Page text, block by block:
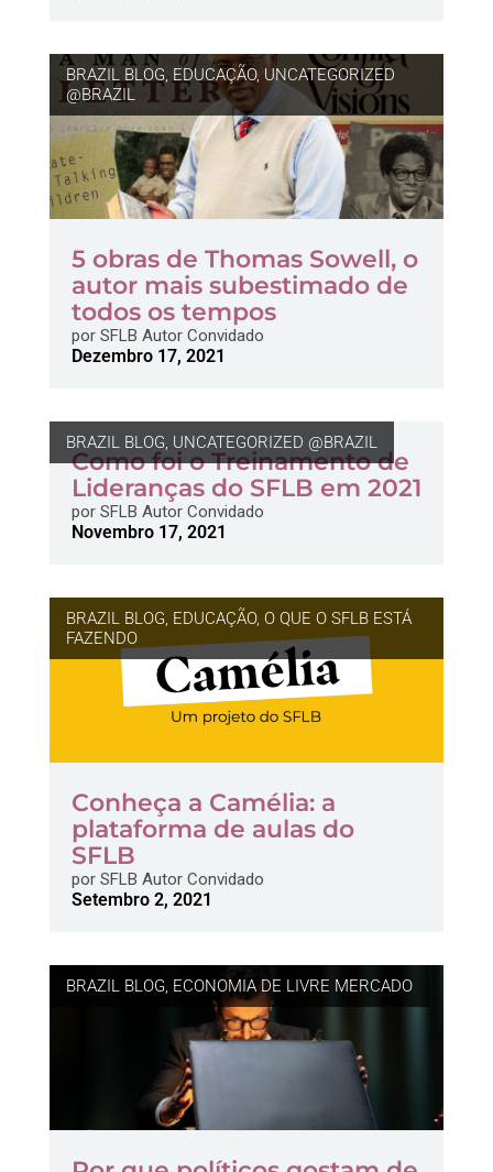
BRAZIL BLOG, EDUCAÇÃO, UNCATEGORIZED
@BRAZIL
5 obras de Thomas Sowell, o
autor mais subestimado de
todos os tempos
porSFLB Autor Convidado
Dezembro 17, 2021
BRAZIL BLOG, UNCATEGORIZED @BRAZIL
Como foi o Treinamento de
Lideranças do SFLB em 2021
porSFLB Autor Convidado
Novembro 17, 2021
BRAZIL BLOG, EDUCAÇÃO, O QUE O SFLB ESTÁ
FAZENDO
Conheça a Camélia: a
plataforma de aulas do
SFLB
porSFLB Autor Convidado
Setembro 2, 2021
BRAZIL BLOG, ECONOMIA DE LIVRE MERCADO